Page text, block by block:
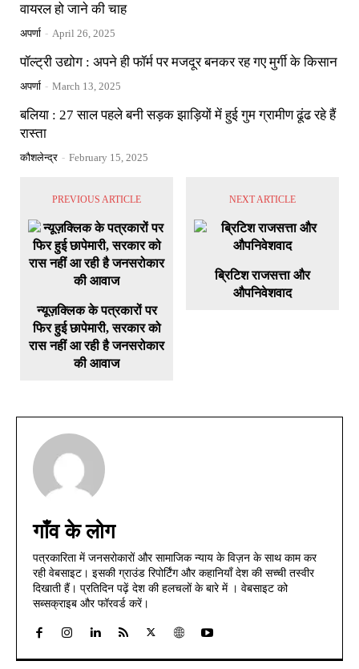
वायरल हो जाने की चाह
अपर्णा - April 26, 2025
पॉल्ट्री उद्योग : अपने ही फॉर्म पर मजदूर बनकर रह गए मुर्गी के किसान
अपर्णा - March 13, 2025
बलिया : 27 साल पहले बनी सड़क झाड़ियों में हुई गुम ग्रामीण ढूंढ रहे हैं
रास्ता
कौशलेन्द्र - February 15, 2025
PREVIOUS ARTICLE
न्यूज़क्लिक के पत्रकारों पर
फिर हुई छापेमारी, सरकार को
रास नहीं आ रही है जनसरोकार
की आवाज
NEXT ARTICLE
ब्रिटिश राजसत्ता और
औपनिवेशवाद
गाँव के लोग
पत्रकारिता में जनसरोकारों और सामाजिक न्याय के विज़न के साथ काम कर
रही वेबसाइट। इसकी ग्राउंड रिपोर्टिंग और कहानियाँ देश की सच्ची तस्वीर
दिखाती हैं। प्रतिदिन पढ़ें देश की हलचलों के बारे में । वेबसाइट को
सब्सक्राइब और फॉरवर्ड करें।